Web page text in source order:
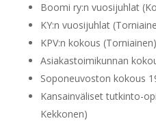
Boomi ry:n vuosijuhlat
KY:n vuosijuhlat
KPV:n kokous (Torniainen)
Asiakastoimikunnan
Soponeuvoston kokous
Kansainväliset tutkinto-
Kekkonen)